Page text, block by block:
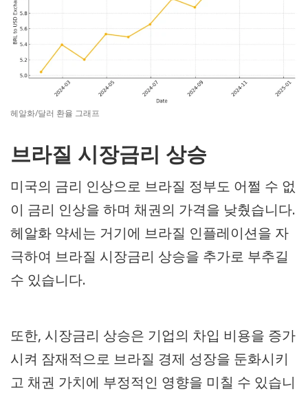
헤알화/달러 환율 그래프
브라질 시장금리 상승
미국의 금리 인상으로 브라질 정부도 어쩔 수 없
이 금리 인상을 하며 채권의 가격을 낮췄습니다.
헤알화 약세는 거기에 브라질 인플레이션을 자
극하여 브라질 시장금리 상승을 추가로 부추길
수 있습니다.
또한, 시장금리 상승은 기업의 차입 비용을 증가
시켜 잠재적으로 브라질 경제 성장을 둔화시키
고 채권 가치에 부정적인 영향을 미칠 수 있습니